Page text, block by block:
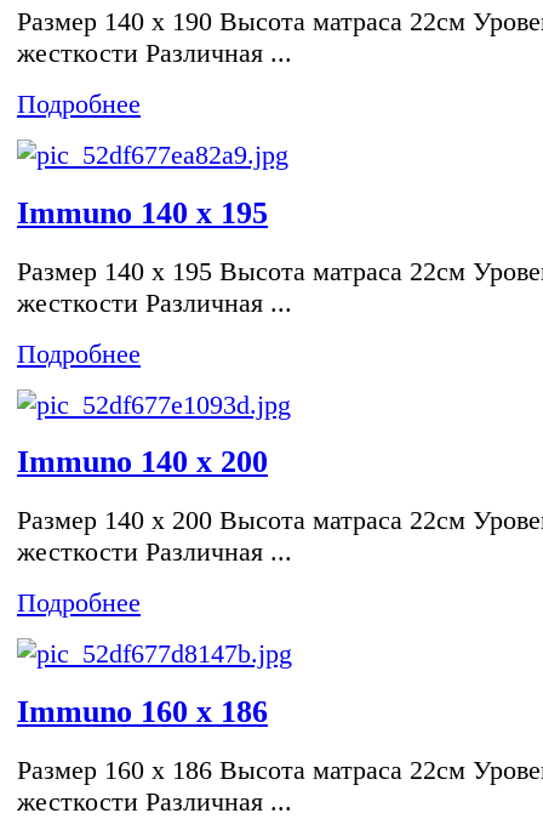
Размер 140 x 190 Высота матраса 22см
жесткости Различная ...
Подробнее
Immuno 140 x 195
Размер 140 x 195 Высота матраса 22см
жесткости Различная ...
Подробнее
Immuno 140 x 200
Размер 140 x 200 Высота матраса 22см
жесткости Различная ...
Подробнее
Immuno 160 x 186
Размер 160 x 186 Высота матраса 22см
жесткости Различная ...